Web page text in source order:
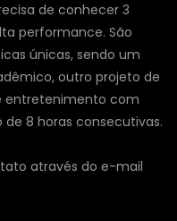
de conhecer 3
performance. São
únicas, sendo um
outro projeto de
entretenimento com
8 horas consecutivas.
através do e-mail